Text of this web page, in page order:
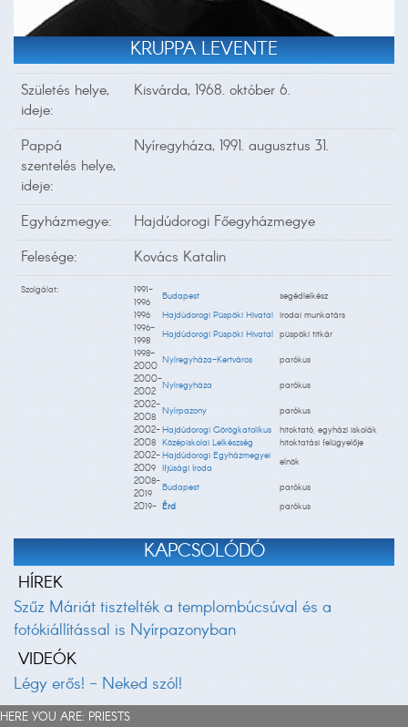
KRUPPA LEVENTE
Születés helye,
ideje:
Kisvárda, 1968. október 6.
Pappá
szentelés helye,
ideje:
Nyíregyháza, 1991. augusztus 31.
Egyházmegye:
Hajdúdorogi Főegyházmegye
Felesége:
Kovács Katalin
Szolgálat:
1991-
1996
Budapest
segédlelkész
1996
Hajdúdorogi Püspöki Hivatal irodai munkatárs
1996-
1998
Hajdúdorogi Püspöki Hivatal püspöki titkár
1998-
2000 Nyíregyháza-Kertváros
parókus
2000-
2002 Nyíregyháza
parókus
2002-
2008 Nyírpazony
parókus
2002-
2008
Hajdúdorogi Görögkatolikus
Középiskolai Lelkészség
hitoktató, egyházi iskolák
hitoktatási felügyelője
2002-
2009
Hajdúdorogi Egyházmegyei
Ifjúsági Iroda
elnök
2008-
2019
Budapest
parókus
2019- Érd parókus
KAPCSOLÓDÓ
HÍREK
Szűz Máriát tisztelték a templombúcsúval és a
fotókiállítással is Nyírpazonyban
VIDEÓK
Légy erős! - Neked szól!
HERE YOU ARE: PRIESTS